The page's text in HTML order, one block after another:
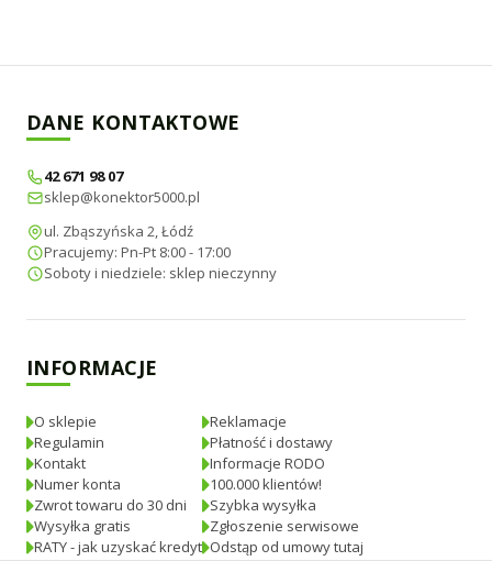
DANE KONTAKTOWE
42 671 98 07
sklep@konektor5000.pl
ul. Zbąszyńska 2, Łódź
Pracujemy: Pn-Pt 8:00 - 17:00
Soboty i niedziele: sklep nieczynny
INFORMACJE
O sklepie
Regulamin
Kontakt
Numer konta
Zwrot towaru do 30 dni
Wysyłka gratis
RATY - jak uzyskać kredyt
Reklamacje
Płatność i dostawy
Informacje RODO
100.000 klientów!
Szybka wysyłka
Zgłoszenie serwisowe
Odstąp od umowy tutaj